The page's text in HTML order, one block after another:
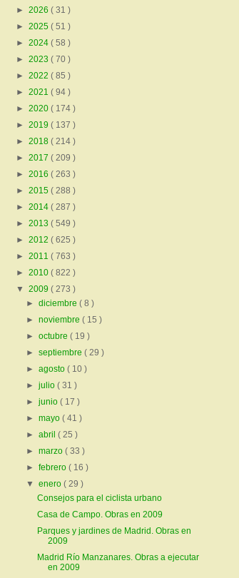
► 2026 ( 31 )
► 2025 ( 51 )
► 2024 ( 58 )
► 2023 ( 70 )
► 2022 ( 85 )
► 2021 ( 94 )
► 2020 ( 174 )
► 2019 ( 137 )
► 2018 ( 214 )
► 2017 ( 209 )
► 2016 ( 263 )
► 2015 ( 288 )
► 2014 ( 287 )
► 2013 ( 549 )
► 2012 ( 625 )
► 2011 ( 763 )
► 2010 ( 822 )
▼ 2009 ( 273 )
►diciembre( 8 )
►noviembre( 15 )
►octubre( 19 )
►septiembre( 29 )
►agosto( 10 )
►julio( 31 )
►junio( 17 )
►mayo( 41 )
►abril( 25 )
►marzo( 33 )
►febrero( 16 )
▼enero( 29 )
Consejos para el ciclista urbano
Casa de Campo. Obras en 2009
Parques y jardines de Madrid. Obras en
2009
Madrid Río Manzanares. Obras a ejecutar
en 2009